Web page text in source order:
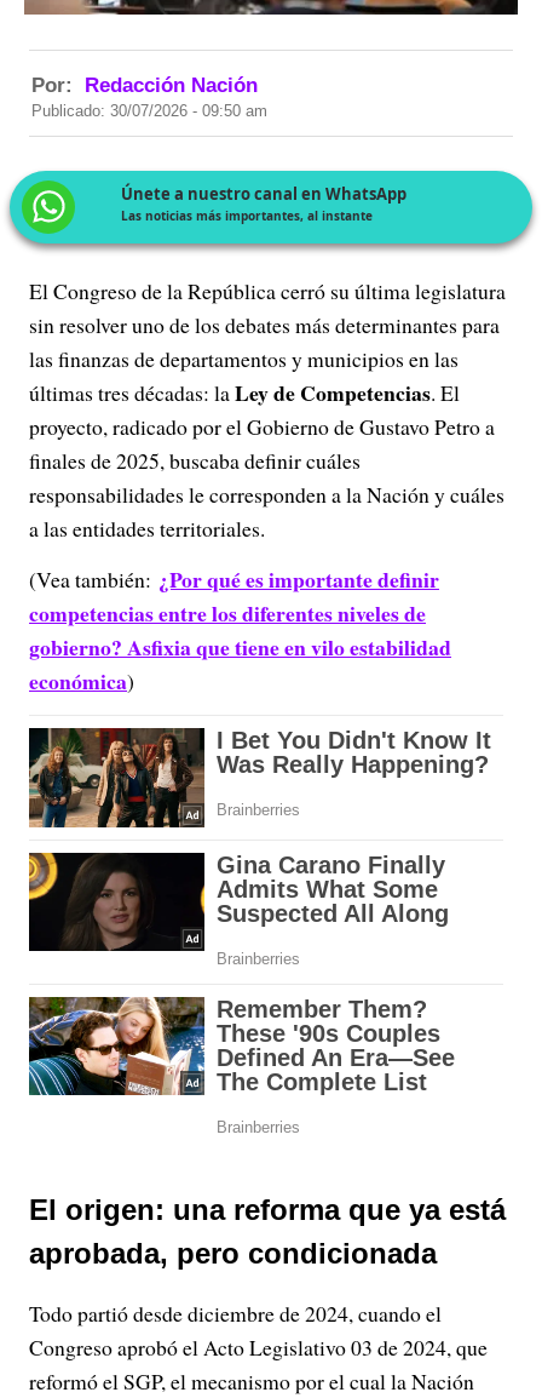
Por: Redacción Nación
Publicado: 30/07/2026 - 09:50 am
Únete a nuestro canal en WhatsApp
Las noticias más importantes, al instante
El Congreso de la República cerró su última legislatura
sin resolver uno de los debates más determinantes para
las finanzas de departamentos y municipios en las
últimas tres décadas: laLey de Competencias. El
proyecto, radicado por el Gobierno de Gustavo Petro a
finales de 2025, buscaba definir cuáles
responsabilidades le corresponden a la Nación y cuáles
a las entidades territoriales.
(Vea también: ¿Por qué es importante definir
competencias entre los diferentes niveles de
gobierno? Asfixia que tiene en vilo estabilidad
económica)
El origen: una reforma que ya está
aprobada, pero condicionada
Todo partió desde diciembre de 2024, cuando el
Congreso aprobó el Acto Legislativo 03 de 2024, que
reformó el SGP, el mecanismo por el cual la Nación